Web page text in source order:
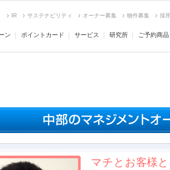
IR サステナビリティ オーナー募集 物件募集 採
ン ポイントカード サービス 研究所 ご予約商品
マチとお客様